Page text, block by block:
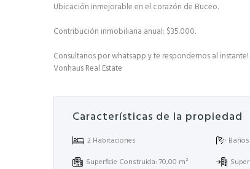
Ubicación inmejorable en el corazón de Buceo.
Contribución inmobiliaria anual: $35.000.
Consultanos por whatsapp y te respondemos al instante!
Vonhaus Real Estate
Características de la propiedad
2 Habitaciones
Superficie Construida: 70,00 m²